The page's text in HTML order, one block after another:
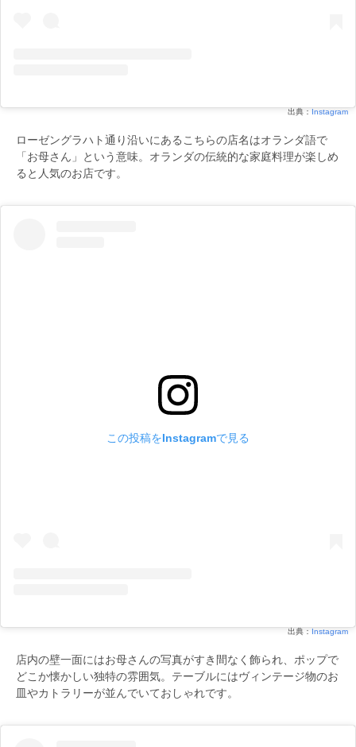
出典： Instagram
ローゼングラハト通り沿いにあるこちらの店名はオランダ語で
「お母さん」という意味。オランダの伝統的な家庭料理が楽しめ
ると人気のお店です。
この投稿をInstagramで見る
出典： Instagram
店内の壁一面にはお母さんの写真がすき間なく飾られ、ポップで
どこか懐かしい独特の雰囲気。テーブルにはヴィンテージ物のお
皿やカトラリーが並んでいておしゃれです。